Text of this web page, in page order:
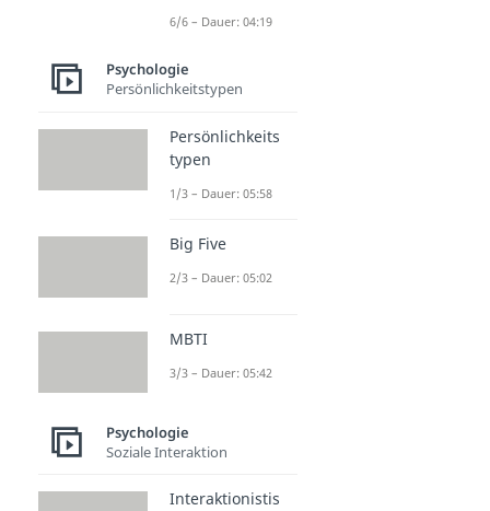
6/6 – Dauer: 04:19
Psychologie
Persönlichkeitstypen
Persönlichkeits
typen
1/3 – Dauer: 05:58
Big Five
2/3 – Dauer: 05:02
MBTI
3/3 – Dauer: 05:42
Psychologie
Soziale Interaktion
Interaktionistis